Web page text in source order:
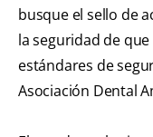
busque el sello de
la seguridad de
estándares de
Asociación Dental